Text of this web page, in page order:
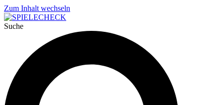
Zum Inhalt wechseln
Suche